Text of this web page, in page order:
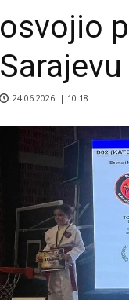
osvojio
Sarajevu
24.06.2026. | 10:18